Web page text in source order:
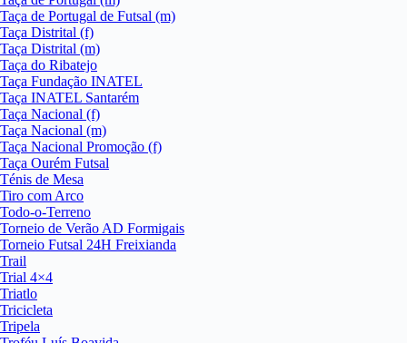
Taça de Portugal de Futsal (m)
Taça Distrital (f)
Taça Distrital (m)
Taça do Ribatejo
Taça Fundação INATEL
Taça INATEL Santarém
Taça Nacional (f)
Taça Nacional (m)
Taça Nacional Promoção (f)
Taça Ourém Futsal
Ténis de Mesa
Tiro com Arco
Todo-o-Terreno
Torneio de Verão AD Formigais
Torneio Futsal 24H Freixianda
Trail
Trial 4×4
Triatlo
Tricicleta
Tripela